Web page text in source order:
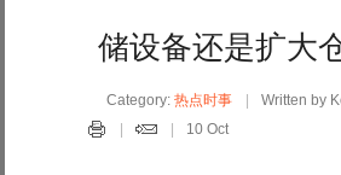
储设备还是扩大
Category:热点时事 Written by
10 Oct
Remember Me